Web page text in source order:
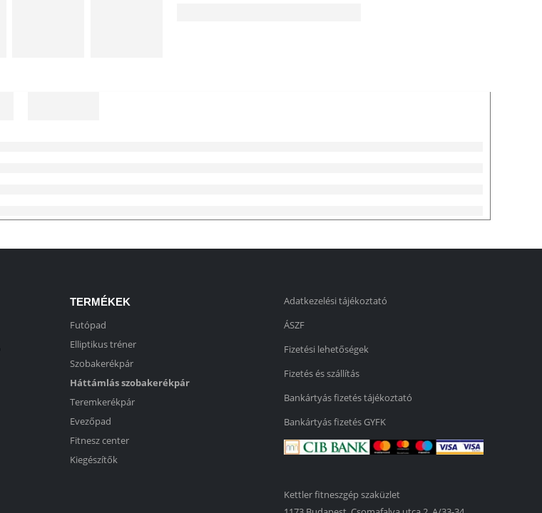
TERMÉKEK
Futópad
Elliptikus tréner
Szobakerékpár
Háttámlás szobakerékpár
Teremkerékpár
Evezőpad
Fitnesz center
Kiegészítők
Adatkezelési tájékoztató
ÁSZF
Fizetési lehetőségek
Fizetés és szállítás
Bankártyás fizetés tájékoztató
Bankártyás fizetés GYFK
Kettler fitneszgép szaküzlet